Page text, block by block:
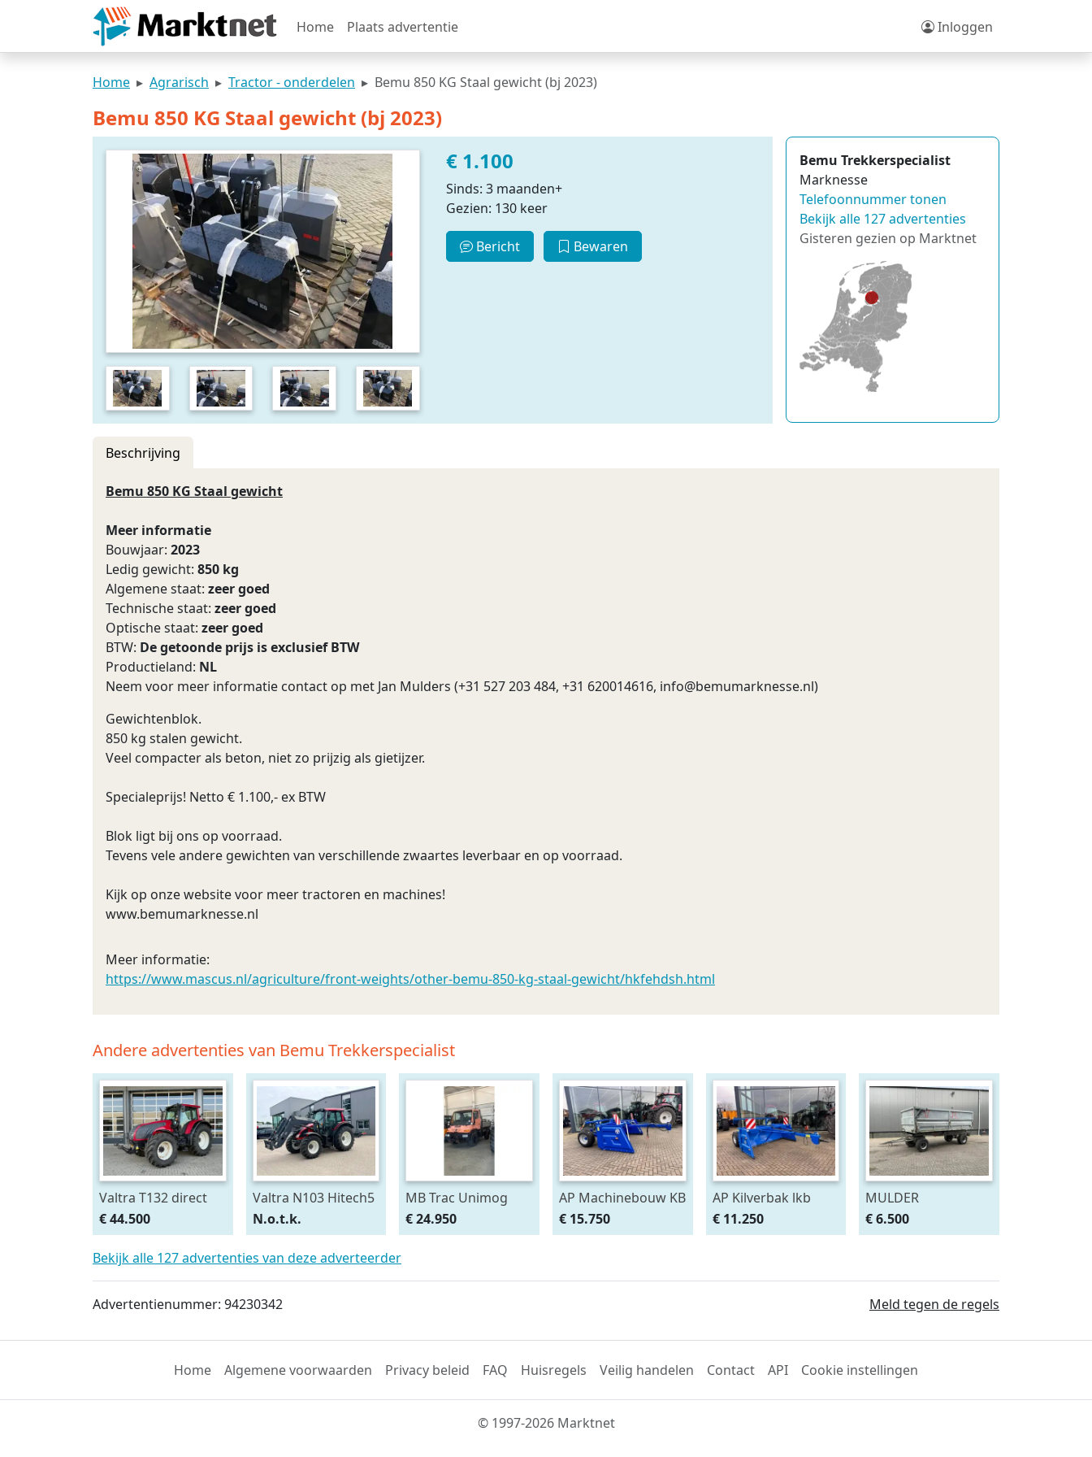
Home Plaats advertentie Inloggen
Home Agrarisch Tractor - onderdelen Bemu 850 KG Staal gewicht (bj 2023)
Bemu 850 KG Staal gewicht (bj 2023)
€ 1.100
Sinds: 3 maanden+
Gezien: 130 keer
Bericht Bewaren
Bemu Trekkerspecialist
Marknesse
Telefoonnummer tonen
Bekijk alle 127 advertenties
Gisteren gezien op Marktnet
Beschrijving
Bemu 850 KG Staal gewicht
Meer informatie
Bouwjaar: 2023
Ledig gewicht: 850 kg
Algemene staat: zeer goed
Technische staat: zeer goed
Optische staat: zeer goed
BTW: De getoonde prijs is exclusief BTW
Productieland: NL
Neem voor meer informatie contact op met Jan Mulders (+31 527 203 484, +31 620014616, info@bemumarknesse.nl)
Gewichtenblok.
850 kg stalen gewicht.
Veel compacter als beton, niet zo prijzig als gietijzer.
Specialeprijs! Netto € 1.100,- ex BTW
Blok ligt bij ons op voorraad.
Tevens vele andere gewichten van verschillende zwaartes leverbaar en op voorraad.
Kijk op onze website voor meer tractoren en machines!
www.bemumarknesse.nl
Meer informatie:
https://www.mascus.nl/agriculture/front-weights/other-bemu-850-kg-staal-gewicht/hkfehdsh.html
Andere advertenties van Bemu Trekkerspecialist
Valtra T132 direct
met Fronthef en
PTO (bj 2010)
€ 44.500
Valtra N103 Hitech5
met voorlader (bj
2013)
N.o.t.k.
MB Trac Unimog
U300 (bj 2005)
€ 24.950
AP Machinebouw KB
110/300 ETV
kilverbak (bj 2025)
€ 15.750
AP Kilverbak lkb
110/300 (bj 2025)
€ 11.250
MULDER
Wagenbouw Glas
Constructie
€ 6.500
Bekijk alle 127 advertenties van deze adverteerder
Advertentienummer: 94230342 Meld tegen de regels
Home Algemene voorwaarden Privacy beleid FAQ Huisregels Veilig handelen Contact API Cookie instellingen
© 1997-2026 Marktnet